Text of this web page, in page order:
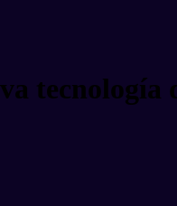
tecnología